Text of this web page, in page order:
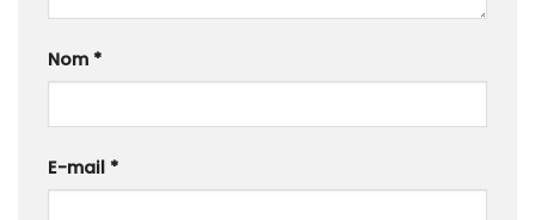
Nom *
E-mail *